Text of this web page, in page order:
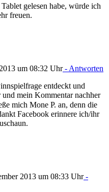
gelesen habe, würde ich
freuen.
um 08:32 Uhr- Antworten
entdeckt und
mein Kommentar nachher
mich Mone P. an, denn die
Facebook erinnere ich/ihr
2013 um 08:33 Uhr-